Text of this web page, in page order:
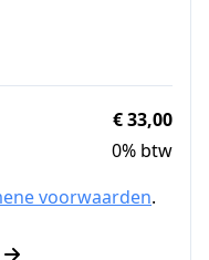
€ 33,00
0% btw
voorwaarden.